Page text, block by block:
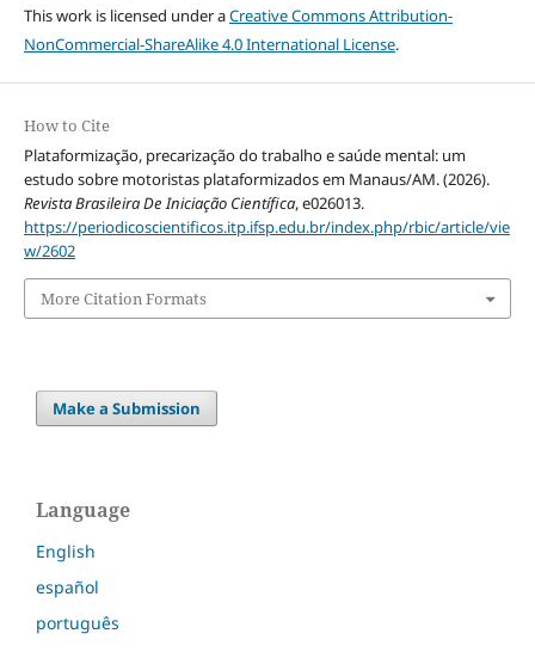
This work is licensed under aCreative Commons Attribution-
NonCommercial-ShareAlike 4.0 International License.
How to Cite
Plataformização, precarização do trabalho e saúde mental: um
estudo sobre motoristas plataformizados em Manaus/AM. (2026).
Revista Brasileira De Iniciação Científica, e026013.
https://periodicoscientificos.itp.ifsp.edu.br/index.php/rbic/article/vie
w/2602
More Citation Formats
Make a Submission
Language
English
español
português